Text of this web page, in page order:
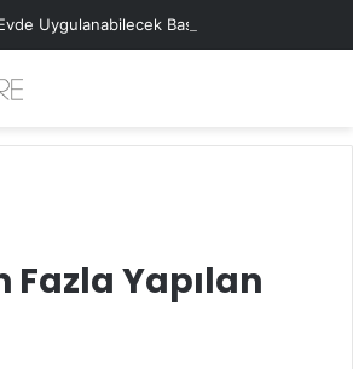
Uygulanabilecek Basit Maskeler
Fazla Yapılan